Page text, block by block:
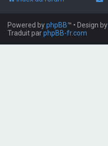
Powered byphpBB™ • Design by
Traduit parphpBB-fr.com